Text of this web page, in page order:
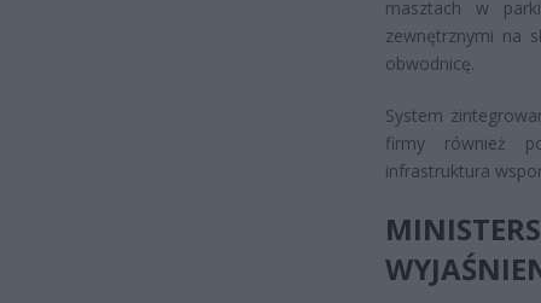
masztach w
zewnętrznymi na
obwodnicę.
System
firmy również
infrastruktura